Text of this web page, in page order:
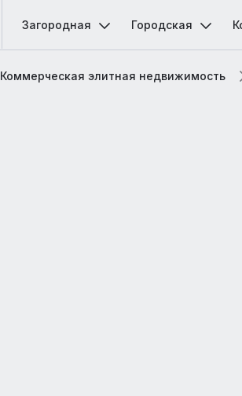
Загородная Городская
Коммерческая элитная недвижимость